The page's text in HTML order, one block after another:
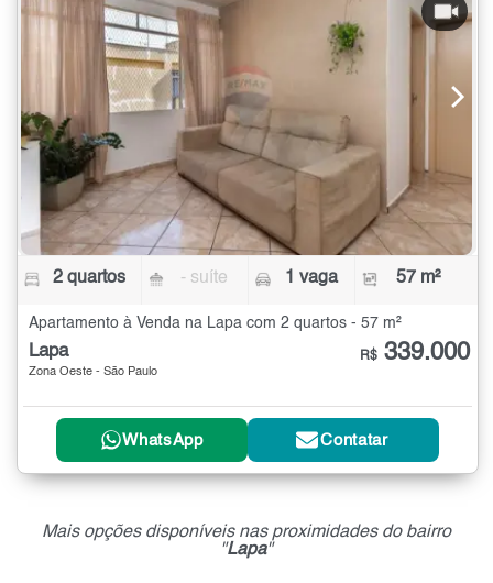
2 quartos - suíte 1 vaga 57 m²
Apartamento à Venda na Lapa com 2 quartos - 57 m²
Lapa
Zona Oeste - São Paulo
R$ 339.000
WhatsApp Contatar
Mais opções disponíveis nas proximidades do bairro
"Lapa"